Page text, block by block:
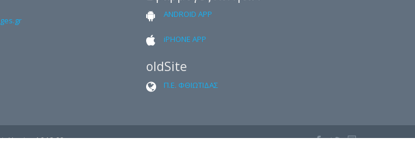
ANDROID APP
iPHONE APP
oldSite
Π.Ε. ΦΘΙΩΤΙΔΑΣ
Version 16.12.09